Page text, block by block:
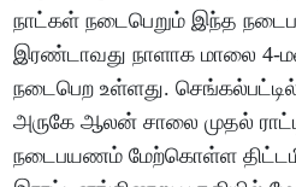
நாட்கள் நடைபெறும் இந்த
இரண்டாவது நாளாக மாலை 4-
நடைபெற உள்ளது.
அருகே ஆலன் சாலை முதல்
நடைபயணம் மேற்கொள்ள